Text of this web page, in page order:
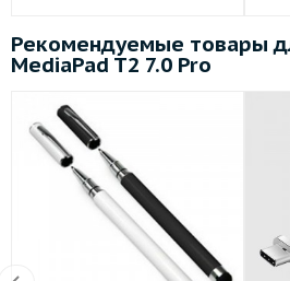
Рекомендуемые товары
MediaPad T2 7.0 Pro